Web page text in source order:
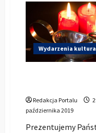
2019
w
Nad
z
Dj-
Wydarzenia
Redakcja Portalu
października 2019
Prezentujemy